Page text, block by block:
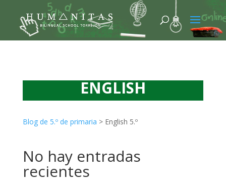
ENGLISH
Blog de 5.º de primaria > English 5.º
No hay entradas
recientes